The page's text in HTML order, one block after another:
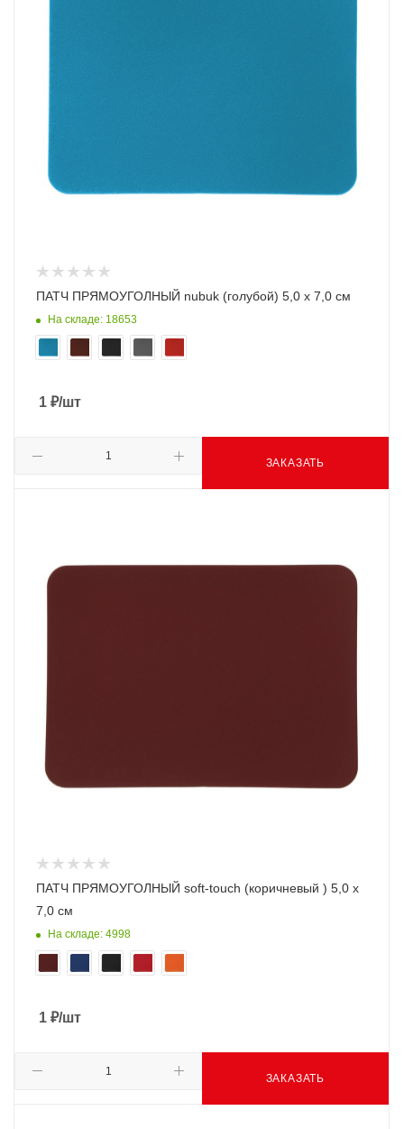
ПАТЧ ПРЯМОУГОЛНЫЙ nubuk (голубой) 5,0 х 7,0 см
На складе: 18653
1 ₽/шт
ЗАКАЗАТЬ
ПАТЧ ПРЯМОУГОЛНЫЙ soft-touch (коричневый ) 5,0 х
7,0 см
На складе: 4998
1 ₽/шт
ЗАКАЗАТЬ